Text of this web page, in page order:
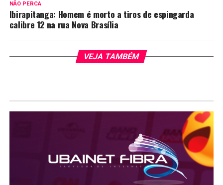
NÃO PERCA
Ibirapitanga: Homem é morto a tiros de espingarda
calibre 12 na rua Nova Brasília
VEJA TAMBÉM